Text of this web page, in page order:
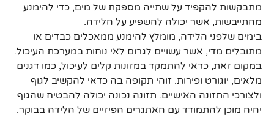
מתבקשות להקפיד על שתייה מספקת של מים, כדי להימנע
מהתייבשות, אשר יכולה להשפיע על הלידה.
בימים שלפני הלידה, מומלץ להימנע ממאכלים כבדים או
מתובלים מדי, אשר עשויים לגרום לאי נוחות במערכת העיכול.
במקום זאת, כדאי להתמקד במזונות קלים לעיכול, כמו דגנים
מלאים, יוגורט ופירות. זוהי תקופה בה כדאי להקשיב לגוף
ולצורכי התזונה האישיים. תזונה נכונה יכולה להבטיח שהגוף
יהיה מוכן להתמודד עם האתגרים הפיזיים של הלידה בבוקר.